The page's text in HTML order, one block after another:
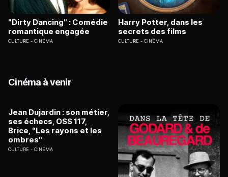
"Dirty Dancing" : Comédie
romantique engagée
CULTURE CINÉMA
Harry Potter, dans les
secrets des films
CULTURE CINÉMA
Cinéma à venir
Jean Dujardin : son métier,
ses échecs, OSS 117,
Brice, "Les rayons et les
ombres"
CULTURE CINÉMA